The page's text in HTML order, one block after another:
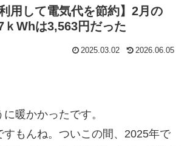
用して電気代を節約】2月の
ｋWhは3,563円だった
2025.03.02 2026.06.05
暖かかったです。
すもんね。ついこの間、2025年で